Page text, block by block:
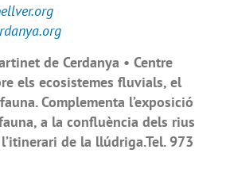
de Cerdanya • Centre
els ecosistemes fluvials, el
Complementa l’exposició
a la confluència dels rius
de la llúdriga.Tel. 973